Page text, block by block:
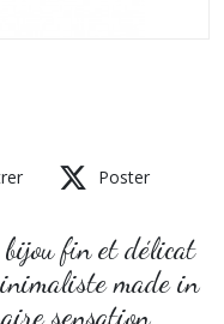
Poster
fin et délicat
made in
sensation